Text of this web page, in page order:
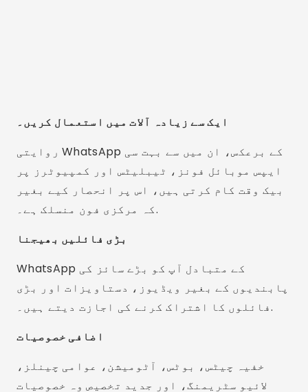
ایک سے زیادہ آلات میں استعمال کریں۔
روایتی WhatsApp کے برعکس، ان میں سے بہت سی
ایپس موبائل فونز، ٹیبلیٹس اور کمپیوٹرز پر
بیک وقت کام کرتی ہیں، اس پر انحصار کیے بغیر
کہ مرکزی فون منسلک ہے۔.
بڑی فائلیں بھیجنا
WhatsApp کے متبادل آپ کو بڑے سائز کی
پابندیوں کے بغیر ویڈیوز، دستاویزات اور بڑی
فائلوں کا اشتراک کرنے کی اجازت دیتے ہیں۔.
اضافی خصوصیات
خفیہ چیٹس، بوٹس، آٹومیشن، عوامی چینلز،
لائیو سٹریمنگ، اور جدید تخصیص وہ خصوصیات